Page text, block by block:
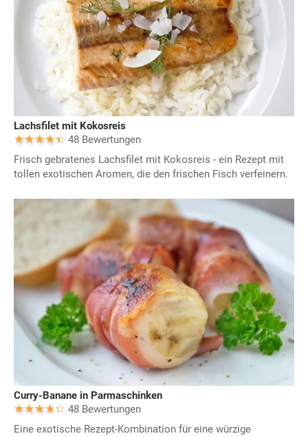
Lachsfilet mit Kokosreis
48 Bewertungen
Frisch gebratenes Lachsfilet mit Kokosreis - ein Rezept mit
tollen exotischen Aromen, die den frischen Fisch verfeinern.
Curry-Banane in Parmaschinken
48 Bewertungen
Eine exotische Rezept-Kombination für eine würzige